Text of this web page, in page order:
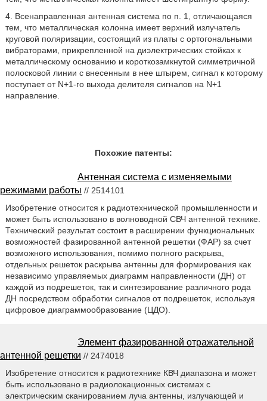
4. Всенаправленная антенная система по п. 1, отличающаяся
тем, что металлическая колонна имеет верхний излучатель
круговой поляризации, состоящий из платы с ортогональными
вибраторами, прикрепленной на диэлектрических стойках к
металлическому основанию и короткозамкнутой симметричной
полосковой линии с внесенным в нее штырем, сигнал к которому
поступает от N+1-го выхода делителя сигналов на N+1
направление.
Похожие патенты:
Антенная система с изменяемыми
режимами работы // 2514101
Изобретение относится к радиотехнической промышленности и
может быть использовано в волноводной СВЧ антенной технике.
Технический результат состоит в расширении функциональных
возможностей фазированной антенной решетки (ФАР) за счет
возможного использования, помимо полного раскрыва,
отдельных решеток раскрыва антенны для формирования как
независимо управляемых диаграмм направленности (ДН) от
каждой из подрешеток, так и синтезирование различного рода
ДН посредством обработки сигналов от подрешеток, используя
цифровое диаграммообразование (ЦДО).
Элемент фазированной отражательной
антенной решетки // 2474018
Изобретение относится к радиотехнике КВЧ диапазона и может
быть использовано в радиолокационных системах с
электрическим сканированием луча антенны, излучающей и